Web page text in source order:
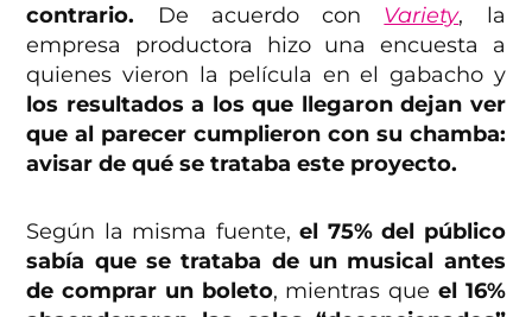
contrario. De acuerdo con Variety, la
empresa productora hizo una encuesta a
quienes vieron la película en el gabacho y
los resultados a los que llegaron dejan ver
que al parecer cumplieron con su chamba:
avisar de qué se trataba este proyecto.
Según la misma fuente,el 75% del público
sabía que se trataba de un musical antes
de comprar un boleto, mientras que el 16%